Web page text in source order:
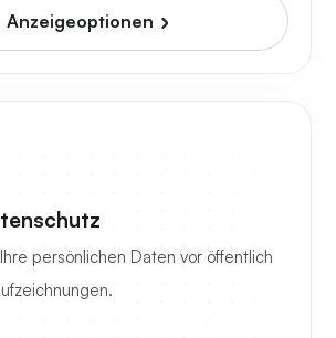
Anzeigeoptionen
persönlichen Daten vor öffentlich